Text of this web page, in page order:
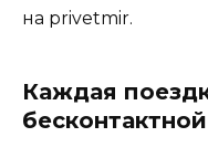
на privetmir.
Каждая